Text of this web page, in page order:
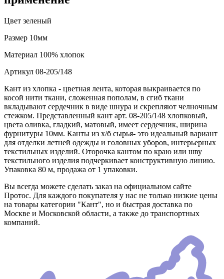
Цвет зеленый
Размер 10мм
Материал 100% хлопок
Артикул 08-205/148
Кант из хлопка - цветная лента, которая выкраивается по
косой нити ткани, сложенная пополам, в сгиб ткани
вкладывают сердечник в виде шнура и скрепляют челночным
стежком. Представленный кант арт. 08-205/148 хлопковый,
цвета оливка, гладкий, матовый, имеет сердечник, ширина
фурнитуры 10мм. Канты из х/б сырья- это идеальный вариант
для отделки летней одежды и головных уборов, интерьерных
текстильных изделий. Оторочка кантом по краю или шву
текстильного изделия подчеркивает конструктивную линию.
Упаковка 80 м, продажа от 1 упаковки.
Вы всегда можете сделать заказ на официальном сайте
Протос. Для каждого покупателя у нас не только низкие цены
на товары категории "Кант", но и быстрая доставка по
Москве и Московской области, а также до транспортных
компаний.